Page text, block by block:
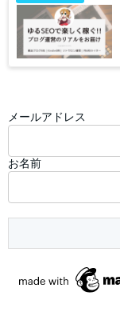
メールアドレス
お名前